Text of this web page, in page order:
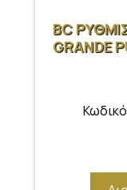
BC
GRANDE